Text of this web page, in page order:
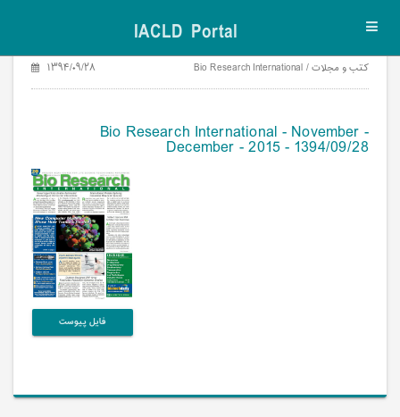
IACLD Portal
کتب و مجلات / Bio Research International ۱۳۹۴/۰۹/۲۸
Bio Research International - November -
December - 2015 - 1394/09/28
فایل پیوست